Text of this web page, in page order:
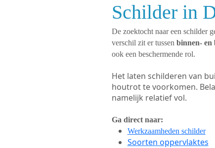
Schilder in
De zoektocht naar een schilder
verschil zit er tussen binnen- en
ook een beschermende rol.
Het laten schilderen van
houtrot te voorkomen.
namelijk relatief vol.
Ga direct naar:
Werkzaamheden schilder
Soorten oppervlaktes